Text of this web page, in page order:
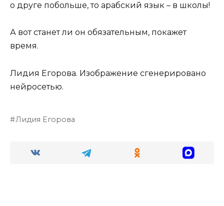
о друге побольше, то арабский язык – в школы!
А вот станет ли он обязательным, покажет
время.
Лидия Егорова. Изображение сгенерировано
нейросетью.
Лидия Егорова